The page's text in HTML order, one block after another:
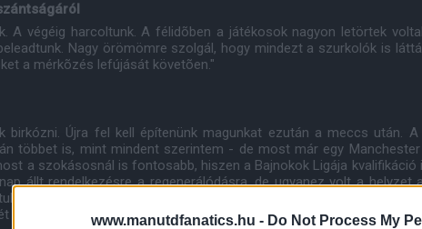
www.manutdfanatics.hu - Do Not Process My
A végéig harcoltunk. A félidõben a játékosok nagyon letörtek
Nagy örömömre szolgál, hogy mindezt a szurkolók is
a mérkõzés lefújását követõen."
birkózni. Újra fel kell építenünk magunkat ezután a meccs után.
többet is, mint mindent szerintem - de most már egy Manchester
a szokásosnál is fontosabb, hiszen a Bajnokok Ligája kvalifikáció
állt rendelkezésre a regenerálódásra, de ugyanez volt a helyzet
gyõzni, úgyhogy mi hiszünk ebben. Képesek vagyunk rá, de ez lesz
hét leforgása alatt."